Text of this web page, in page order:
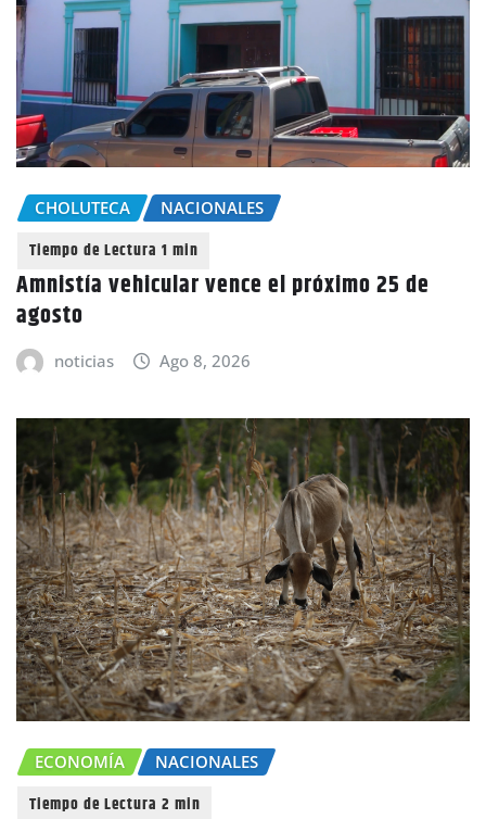
CHOLUTECA NACIONALES
Amnistía vehicular vence el próximo 25 de
agosto
noticias Ago 8, 2026
ECONOMÍA NACIONALES